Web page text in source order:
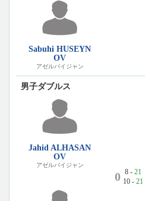
Sabuhi HUSEYN
OV
アゼルバイジャン
男子ダブルス
Jahid ALHASAN
OV
アゼルバイジャン
0 8 - 21
10 - 21